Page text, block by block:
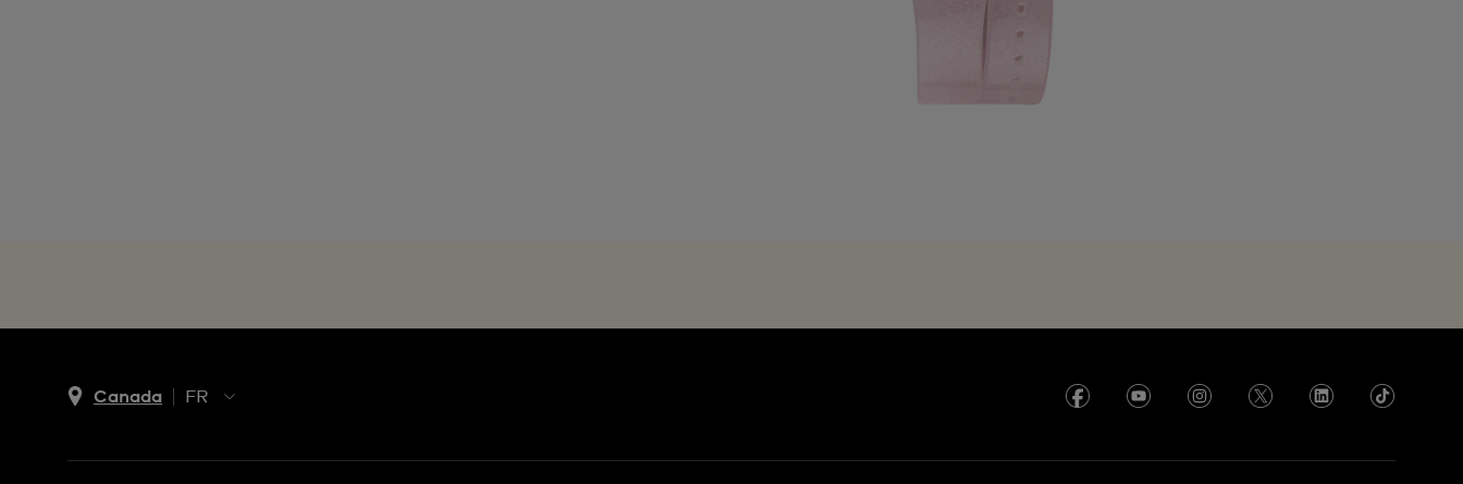
Canada
FR
FR